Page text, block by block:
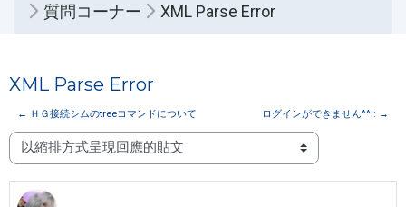
質問コーナー
XML Parse Error
XML Parse Error
← ＨＧ接続シムのtreeコマンドについて ログインができません^^:: →
顯示模式